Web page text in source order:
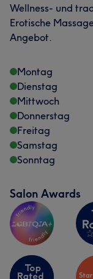
Wellness- und
Erotische
Angebot.
Montag
Dienstag
Mittwoch
Donnerstag
Freitag
Samstag
Sonntag
Salon Awards